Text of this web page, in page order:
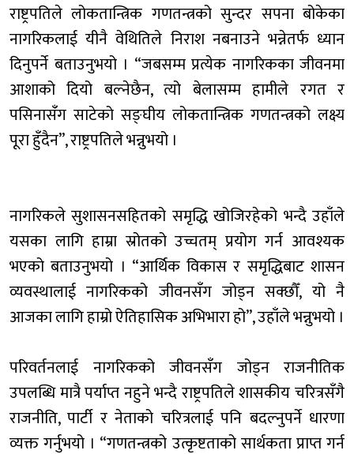
राष्ट्रपतिले लोकतान्त्रिक गणतन्त्रको सुन्दर सपना बोकेका
नागरिकलाई यीनै वेथितिले निराश नबनाउने भन्नेतर्फ ध्यान
दिनुपर्ने बताउनुभयो । “जबसम्म प्रत्येक नागरिकका जीवनमा
आशाको दियो बल्नेछैन, त्यो बेलासम्म हामीले रगत र
पसिनासँंग साटेको सङ्घीय लोकतान्त्रिक गणतन्त्रको लक्ष्य
पूरा हुँदैन”, राष्ट्रपतिले भन्नुभयो ।
नागरिकले सुशासनसहितको समृद्धि खोजिरहेको भन्दै उहाँले
यसका लागि हाम्रा स्रोतको उच्चतम् प्रयोग गर्न आवश्यक
भएको बताउनुभयो । “आर्थिक विकास र समृद्धिबाट शासन
व्यवस्थालाई नागरिकको जीवनसँग जोड्न सक्छौँ, यो नै
आजका लागि हाम्रो ऐतिहासिक अभिभारा हो”, उहाँले भन्नुभयो ।
परिवर्तनलाई नागरिकको जीवनसँग जोड्न राजनीतिक
उपलब्धि मात्रै पर्याप्त नहुने भन्दै राष्ट्रपतिले शासकीय चरित्रसँगै
राजनीति, पार्टी र नेताको चरित्रलाई पनि बदल्नुपर्ने धारणा
व्यक्त गर्नुभयो । “गणतन्त्रको उत्कृष्टताको सार्थकता प्राप्त गर्न